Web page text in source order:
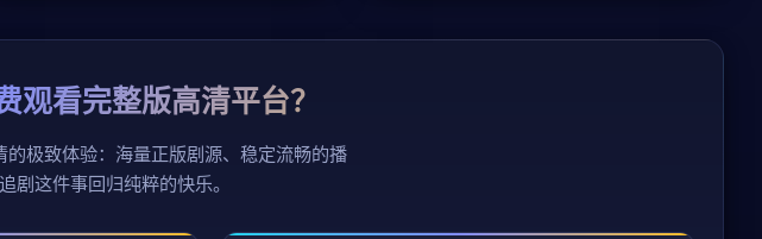
观看完整版高清平台？
极致体验：海量正版剧源、稳定流畅的播
剧这件事回归纯粹的快乐。